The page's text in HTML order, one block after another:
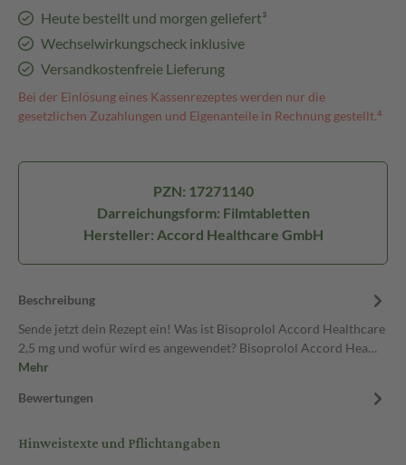
Heute bestellt und morgen geliefert³
Wechselwirkungscheck inklusive
Versandkostenfreie Lieferung
Bei der Einlösung eines Kassenrezeptes werden nur die
gesetzlichen Zuzahlungen und Eigenanteile in Rechnung gestellt.⁴
PZN: 17271140
Darreichungsform: Filmtabletten
Hersteller: Accord Healthcare GmbH
Beschreibung
Sende jetzt dein Rezept ein! Was ist Bisoprolol Accord Healthcare
2,5 mg und wofür wird es angewendet? Bisoprolol Accord Hea…
Mehr
Bewertungen
Hinweistexte und Pflichtangaben